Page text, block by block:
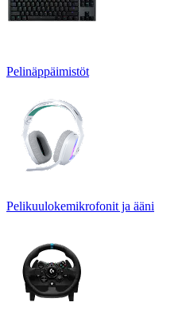
Pelinäppäimistöt
Pelikuulokemikrofonit ja ääni